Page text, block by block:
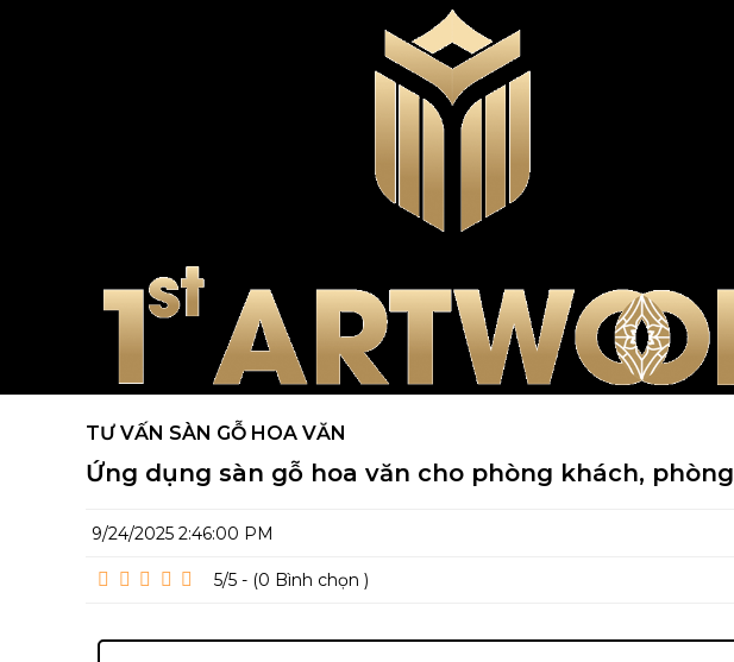
TƯ VẤN SÀN GỖ HOA VĂN
Ứng dụng sàn gỗ hoa văn cho phòng khách,
9/24/2025 2:46:00 PM
5/5 - (0 Bình chọn )